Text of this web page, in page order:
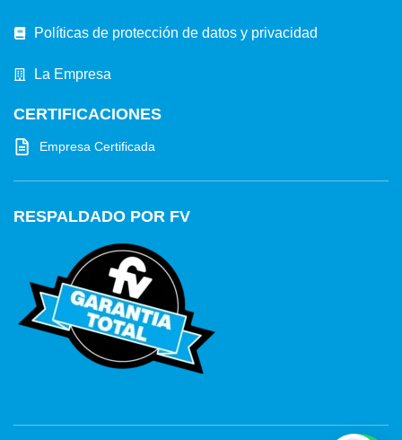
Políticas de protección de datos y privacidad
La Empresa
CERTIFICACIONES
Empresa Certificada
RESPALDADO POR FV